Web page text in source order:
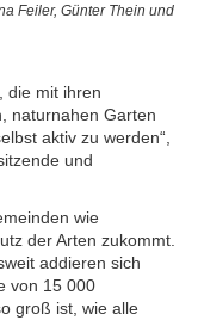
Feiler, Günter Thein und
die mit ihren
naturnahen Garten
aktiv zu werden“,
und
wie
der Arten zukommt.
addieren sich
von 15 000
groß ist, wie alle